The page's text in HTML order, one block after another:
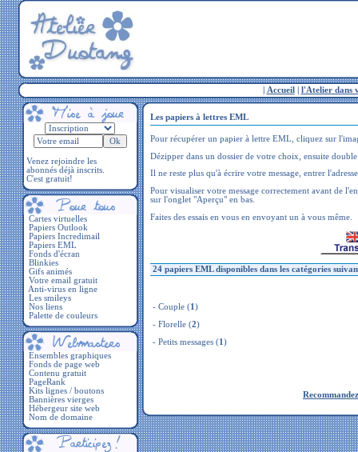
Accueil l'Atelier dans
Venez rejoindre les
abonnés déjà inscrits.
C'est gratuit!
Cartes virtuelles
Papiers Outlook
Papiers Incredimail
Papiers EML
Fonds d'écran
Blinkies
Gifs animés
Votre email gratuit
Anti-virus en ligne
Les smileys
Nos liens
Palette de couleurs
Ensembles graphiques
Fonds de page web
Contenu gratuit
PageRank
Kits lignes / boutons
Bannières vierges
Hébergeur site web
Nom de domaine
Les papiers à lettres EML
Pour récupérer un papier à lettre EML, cliquez sur
Dézipper dans un dossier de votre choix, ensuite
Il ne reste plus qu'à écrire votre message, entrer
Pour visualiser votre message correctement avant de
sur l'onglet "Aperçu" en bas.
Faites des essais en vous en envoyant un à vous même.
24 papiers EML disponibles dans les catégories
- Couple(1 )
- Florelle(2)
- Petits messages(1 )